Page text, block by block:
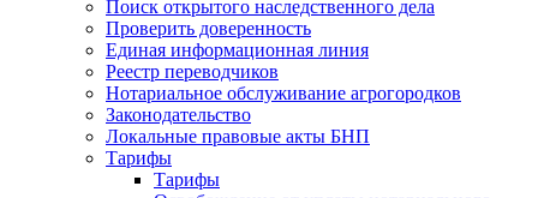
Поиск открытого наследственного дела
Проверить доверенность
Единая информационная линия
Реестр переводчиков
Нотариальное обслуживание агрогородков
Законодательство
Локальные правовые акты БНП
Тарифы
Тарифы